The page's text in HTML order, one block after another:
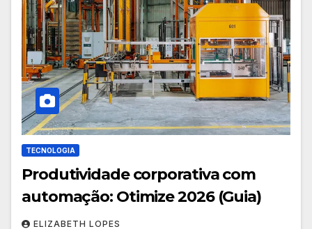
TECNOLOGIA
Produtividade corporativa com
automação: Otimize 2026 (Guia)
ELIZABETH LOPES